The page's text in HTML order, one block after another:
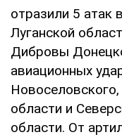
отразили 5 атак
Луганской
Дибровы
авиационных
области и
области. От